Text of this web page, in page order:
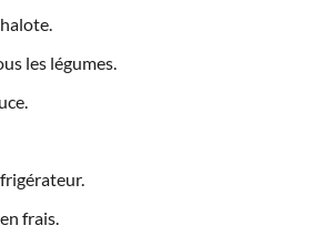
les légumes.
frais.